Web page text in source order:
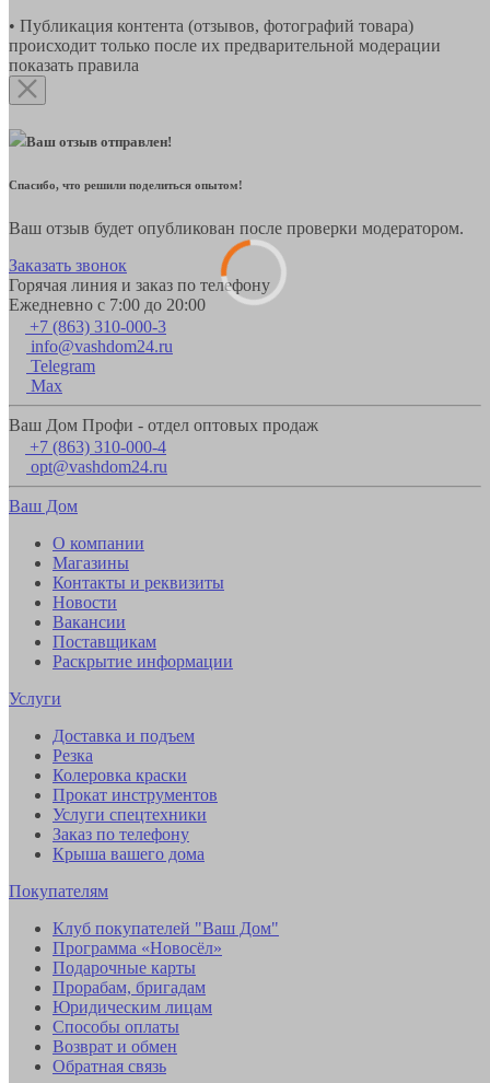
• Публикация контента (отзывов, фотографий товара)
происходит только после их предварительной модерации
показать правила
Ваш отзыв отправлен!
Спасибо, что решили поделиться опытом!
Ваш отзыв будет опубликован после проверки модератором.
Заказать звонок
Горячая линия и заказ по телефону
Ежедневно с 7:00 до 20:00
+7 (863) 310-000-3
info@vashdom24.ru
Telegram
Max
Ваш Дом Профи - отдел оптовых продаж
+7 (863) 310-000-4
opt@vashdom24.ru
Ваш Дом
О компании
Магазины
Контакты и реквизиты
Новости
Вакансии
Поставщикам
Раскрытие информации
Услуги
Доставка и подъем
Резка
Колеровка краски
Прокат инструментов
Услуги спецтехники
Заказ по телефону
Крыша вашего дома
Покупателям
Клуб покупателей "Ваш Дом"
Программа «Новосёл»
Подарочные карты
Прорабам, бригадам
Юридическим лицам
Способы оплаты
Возврат и обмен
Обратная связь